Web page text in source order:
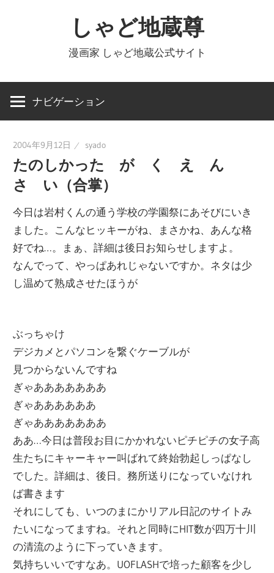
ツ
しゃど地蔵尊
漫画家 しゃど地蔵公式サイト
ナビゲーション
2004年9月12日 syado
たのしかった が く え ん
さ い（合掌）
今日は岩村くんの通う学校の学園祭にあそびにいき
ました。こんなヒッキーがね、まさかね、あんな格
好でね…。まぁ、詳細は後日お知らせしますよ。
なんでって、やっぱあれじゃないですか。ネタは少
し温めて熟成させたほうが
ぶっちゃけ
デジカメとパソコンを繋ぐケーブルが
見つからないんですね
ぎゃあああああああ
ぎゃああああああ
ぎゃあああああああ
ああ…今日は普段お目にかかれないピチピチの女子高
生たちにキャーキャー叫ばれて終始勃起しっぱなし
でした。詳細は、後日。務所送りになっていなけれ
ば書きます
それにしても、いつのまにかリアル日記のサイトみ
たいになってますね。それと同時にHIT数が四万十川
の清流のように下っていきます。
気持ちいいですなあ。UOFLASHで培った顧客を少し